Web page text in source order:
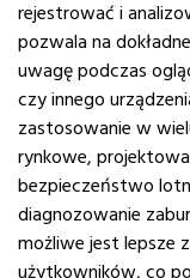
rejestrować i
pozwala na
uwagę podczas
czy innego
zastosowanie w
rynkowe,
bezpieczeństwo
diagnozowanie
możliwe jest lepsze
użytkowników, co